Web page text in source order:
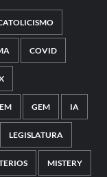
COVID
GEM IA
LEGISLATURA
MISTERY